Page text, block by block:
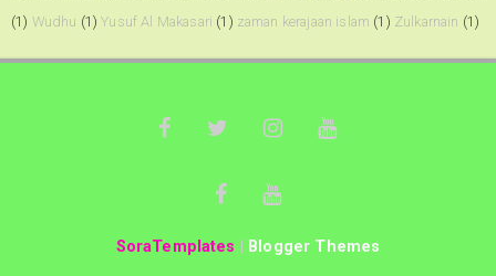
(1) Wudhu (1) Yusuf Al Makasari (1) zaman kerajaan islam (1) Zulkarnain (1)
SoraTemplates Blogger Themes